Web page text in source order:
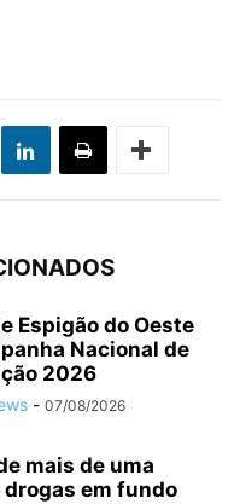
Espigão do Oeste
Nacional de
2026
- 07/08/2026
mais de uma
em fundo